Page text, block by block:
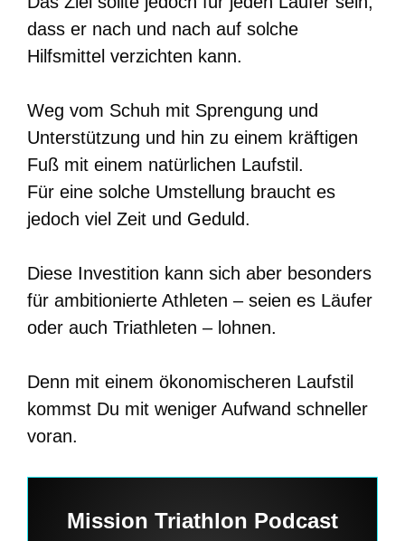
dass er nach und nach auf solche
Hilfsmittel verzichten kann.
Weg vom Schuh mit Sprengung und
Unterstützung und hin zu einem kräftigen
Fuß mit einem natürlichen Laufstil.
Für eine solche Umstellung braucht es
jedoch viel Zeit und Geduld.
Diese Investition kann sich aber besonders
für ambitionierte Athleten – seien es Läufer
oder auch Triathleten – lohnen.
Denn mit einem ökonomischeren Laufstil
kommst Du mit weniger Aufwand schneller
voran.
Mission Triathlon Podcast